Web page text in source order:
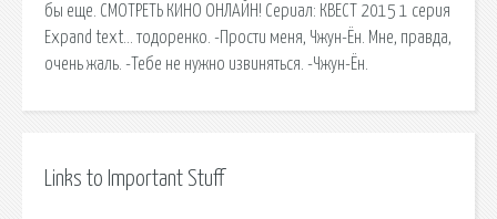
бы еще. СМОТРЕТЬ КИНО ОНЛАЙН! Сериал: КВЕСТ 2015 1 серия
Expand text… тодоренко. -Прости меня, Чжун-Ён. Мне, правда,
очень жаль. -Тебе не нужно извиняться. -Чжун-Ён.
Links to Important Stuff